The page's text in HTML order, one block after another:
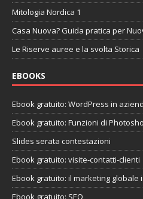
Mitologia Nordica 1
Casa Nuova? Guida pratica per
Le Riserve auree e la svolta Storica
EBOOKS
Ebook gratuito: WordPress in
Ebook gratuito: Funzioni di
Slides serata contestazioni
Ebook gratuito: visite-contatti-clienti
Ebook gratuito: il marketing globale
Ebook gratuito: SEO